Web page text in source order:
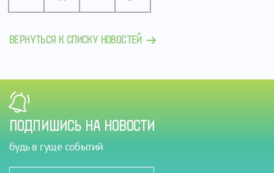
ВЕРНУТЬСЯ К СПИСКУ НОВОСТЕЙ
ПОДПИШИСЬ НА НОВОСТИ
будь в гуще событий